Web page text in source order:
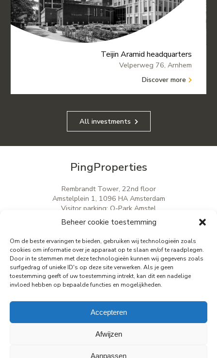
Beheer cookie toestemming
Om de beste ervaringen te bieden, gebruiken wij technologieën zoals
cookies om informatie over je apparaat op te slaan en/of te raadplegen.
Door in te stemmen met deze technologieën kunnen wij gegevens zoals
surfgedrag of unieke ID's op deze site verwerken. Als je geen
toestemming geeft of uw toestemming intrekt, kan dit een nadelige
invloed hebben op bepaalde functies en mogelijkheden.
Accepteren
Afwijzen
Aanpassen
Teijin Aramid headquarters
Velperweg 76, Arnhem
Discover more
All investments
PingProperties
Rembrandt Tower, 22nd floor
Amstelplein 1, 1096 HA Amsterdam
Visitor parking: Q-Park Amstel
E info@pingproperties.com
T+31 (0)20 564 04 20
creating a lasting difference
Cookie Policy